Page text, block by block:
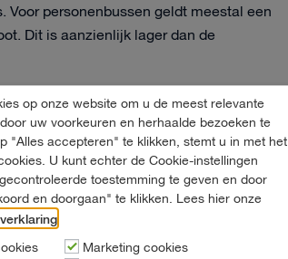
Voor personenbussen geldt meestal een
Dit is aanzienlijk lager dan de
als belastbaar inkomen. Voor een
bijtelling € 8.800. Over dit bedrag
goed te documenteren wanneer de
zakelijk gebruiken, blijft de totale
bijtelling.
op onze website om u de meest relevante
uw voorkeuren en herhaalde bezoeken te
"Alles accepteren" te klikken, stemt u in met het
U kunt echter de Cookie-instellingen
toestemming te geven en door
en doorgaan" te klikken. Lees hier onze
Marketing cookies